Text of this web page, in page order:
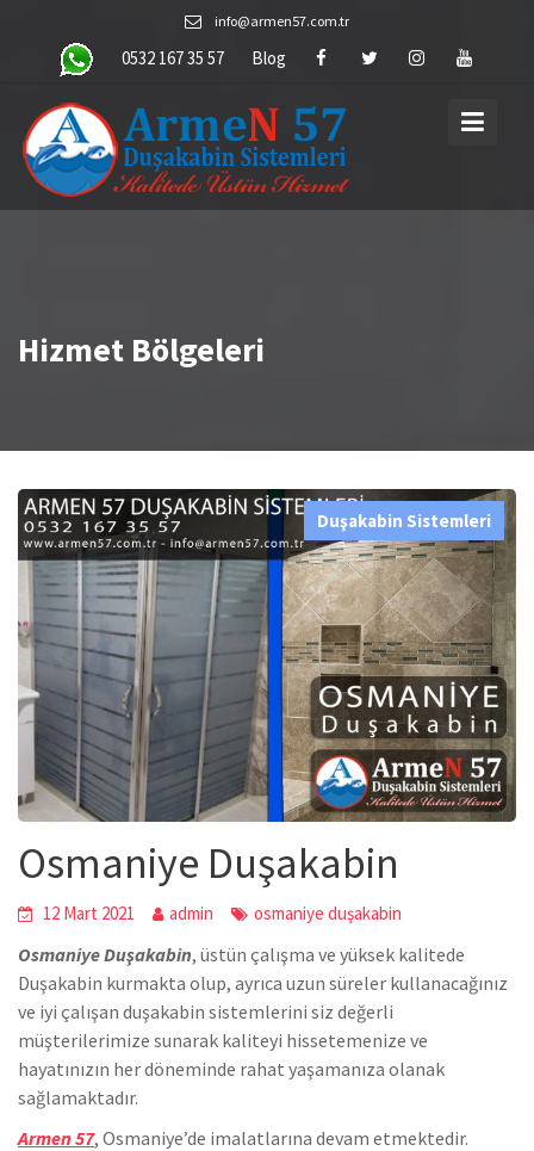
content
info@armen57.com.tr
0532 167 35 57 Blog
Hizmet Bölgeleri
Duşakabin Sistemleri
Osmaniye Duşakabin
12 Mart 2021 admin osmaniye duşakabin
Osmaniye Duşakabin, üstün çalışma ve yüksek kalitede
Duşakabin kurmakta olup, ayrıca uzun süreler kullanacağınız
ve iyi çalışan duşakabin sistemlerini siz değerli
müşterilerimize sunarak kaliteyi hissetemenize ve
hayatınızın her döneminde rahat yaşamanıza olanak
sağlamaktadır.
Armen 57, Osmaniye’de imalatlarına devam etmektedir.